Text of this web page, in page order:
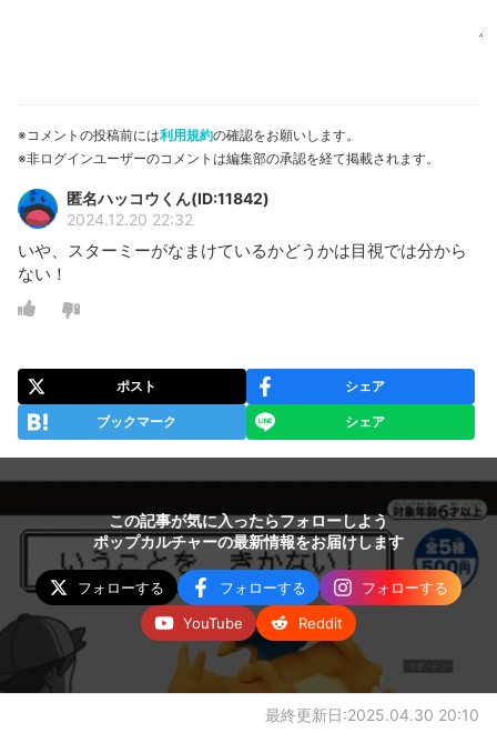
※コメントの投稿前には利用規約の確認をお願いします。
※非ログインユーザーのコメントは編集部の承認を経て掲載されます。
匿名ハッコウくん(ID:11842)
2024.12.20 22:32
いや、スターミーがなまけているかどうかは目視では分から
ない！
ポスト シェア
ブックマーク シェア
この記事が気に入ったらフォローしよう
ポップカルチャーの最新情報をお届けします
フォローする フォローする
フォローする
YouTube
Reddit
最終更新日:2025.04.30 20:10